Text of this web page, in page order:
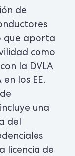
de
que aporta
como
la DVLA
los EE.
una
del
licencia de